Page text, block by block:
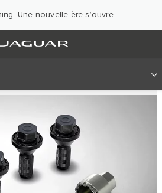
Une nouvelle ère s’ouvre